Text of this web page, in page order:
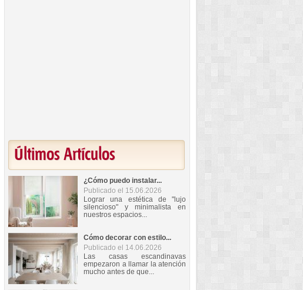
Últimos Artículos
¿Cómo puedo instalar...
Publicado el 15.06.2026
Lograr una estética de "lujo
silencioso" y minimalista en
nuestros espacios...
Cómo decorar con estilo...
Publicado el 14.06.2026
Las casas escandinavas
empezaron a llamar la atención
mucho antes de que...